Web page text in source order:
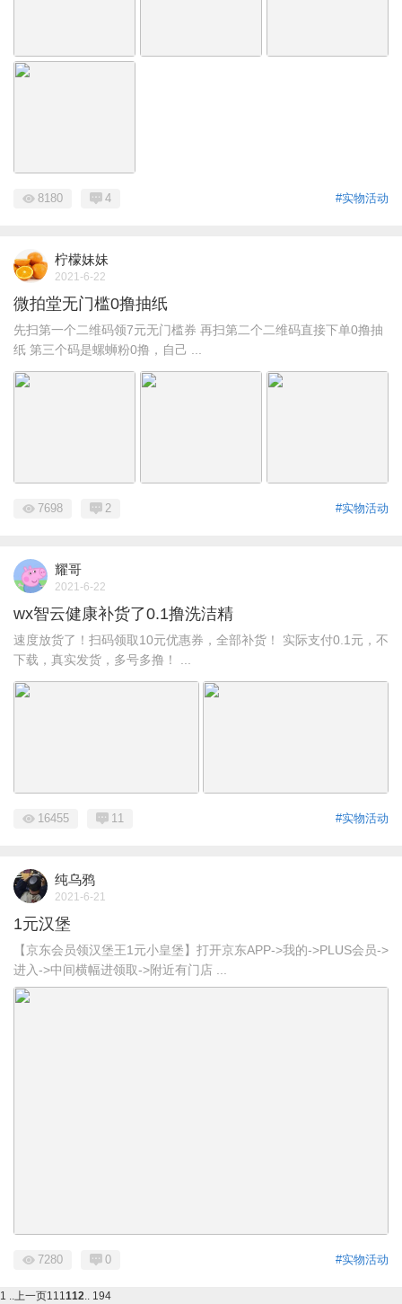
#实物活动
8180 4
柠檬妹妹
2021-6-22
微拍堂无门槛0撸抽纸
先扫第一个二维码领7元无门槛券 再扫第二个二维码直接下单0撸抽
纸 第三个码是螺蛳粉0撸，自己 ...
#实物活动
7698 2
耀哥
2021-6-22
wx智云健康补货了0.1撸洗洁精
速度放货了！扫码领取10元优惠券，全部补货！ 实际支付0.1元，不
下载，真实发货，多号多撸！ ...
#实物活动
16455 11
纯乌鸦
2021-6-21
1元汉堡
【京东会员领汉堡王1元小皇堡】打开京东APP->我的->PLUS会员->
进入->中间横幅进领取->附近有门店 ...
#实物活动
7280 0
1 ..上一页111112.. 194